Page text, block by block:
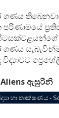
ගණය
පරිණාමයේ
ගණය
ඇසුරිනි
හා තාක්ෂණය -